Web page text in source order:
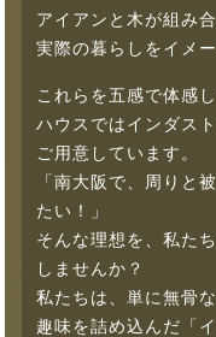
アイアンと木が組み
実際の暮らしをイメ
これらを五感で体感
ハウスではインダス
ご用意しています。
「南大阪で、周りと
たい！」
そんな理想を、私た
しませんか？
私たちは、単に無骨
趣味を詰め込んだ「